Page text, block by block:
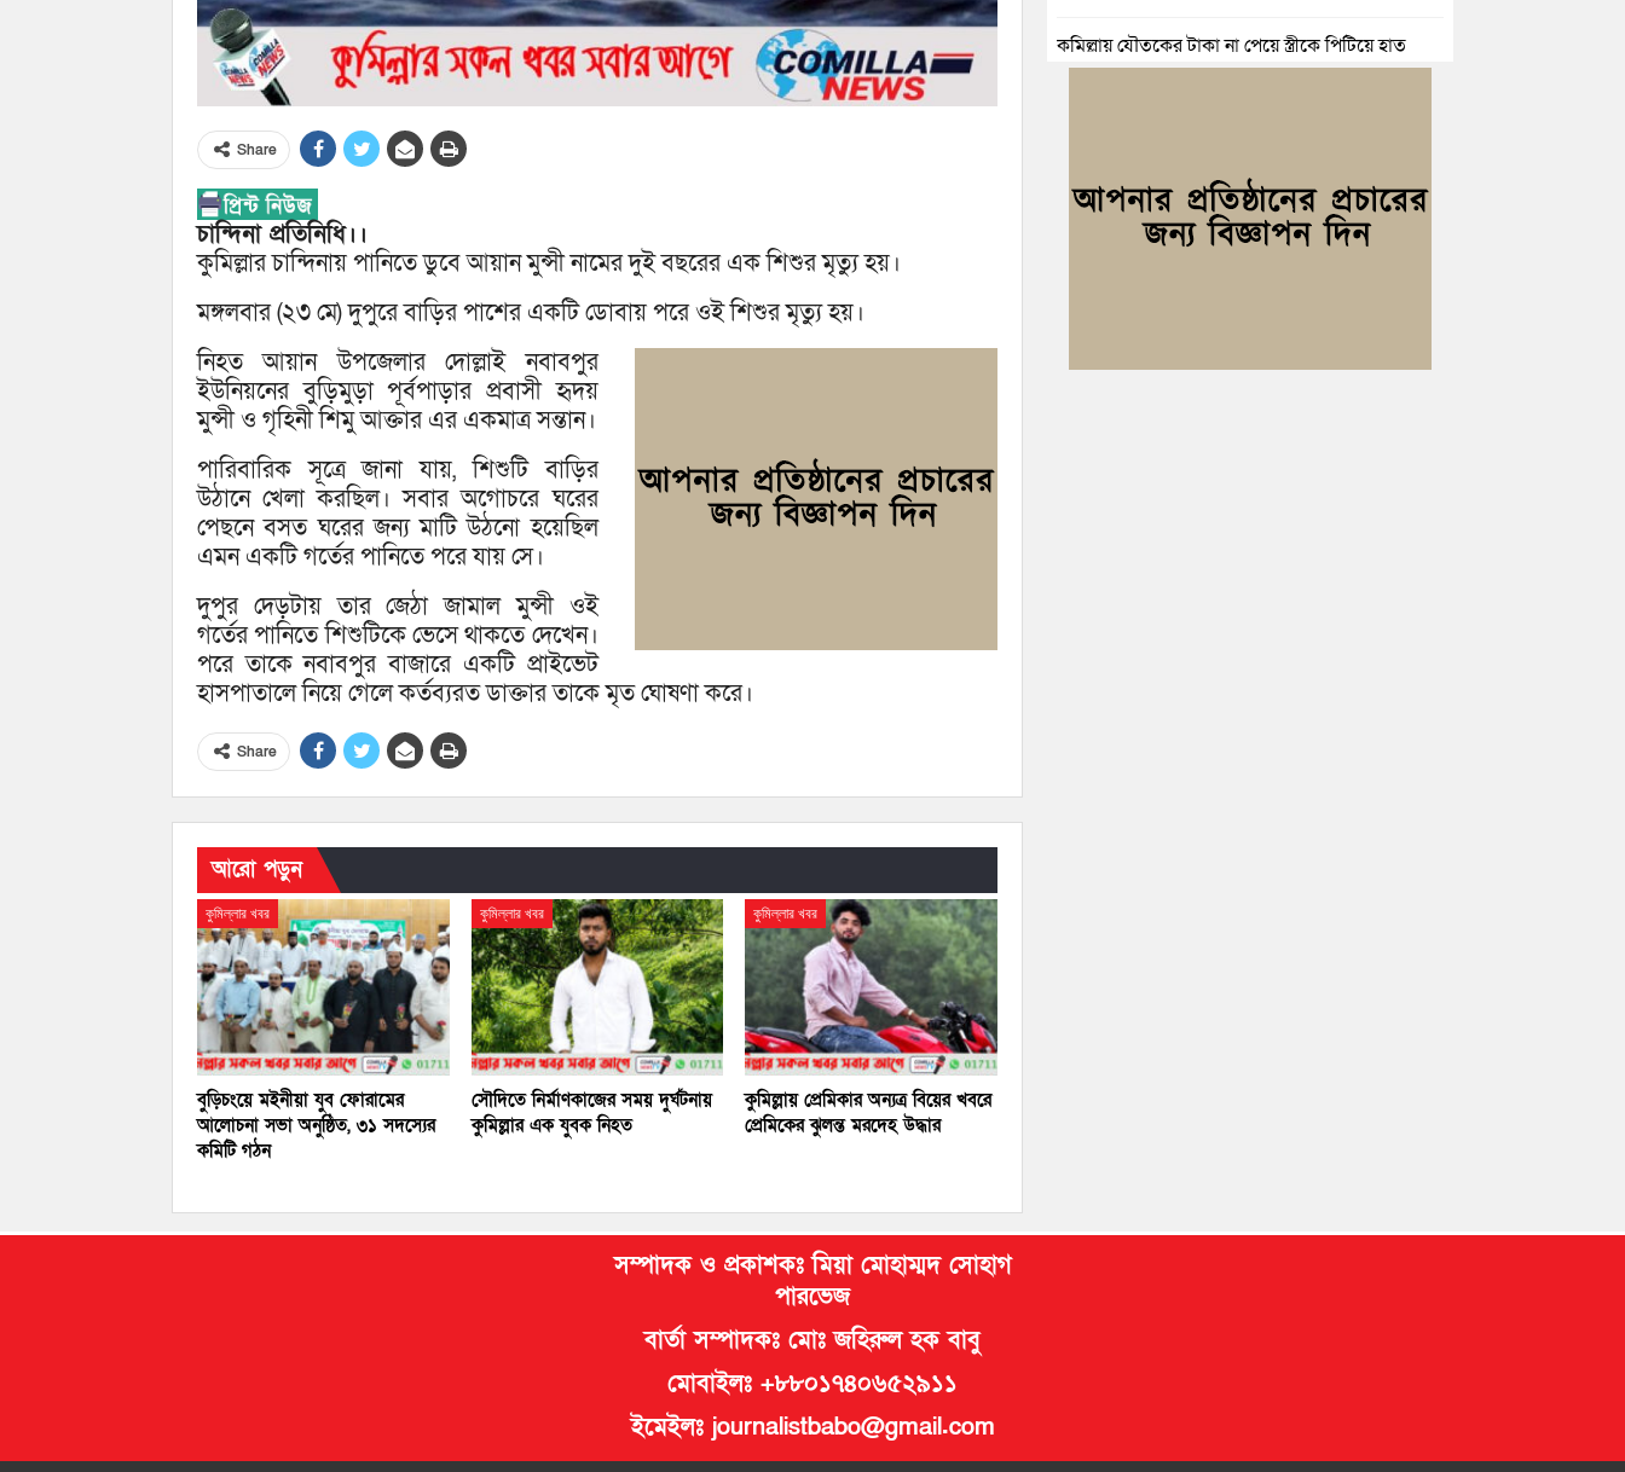
Share
চান্দিনা প্রতিনিধি।।
কুমিল্লার চান্দিনায় পানিতে ডুবে আয়ান মুন্সী নামের দুই বছরের এক শিশুর মৃত্যু হয়।
মঙ্গলবার (২৩ মে) দুপুরে বাড়ির পাশের একটি ডোবায় পরে ওই শিশুর মৃত্যু হয়।
নিহত আয়ান উপজেলার দোল্লাই নবাবপুর
ইউনিয়নের বুড়িমুড়া পূর্বপাড়ার প্রবাসী হৃদয়
মুন্সী ও গৃহিনী শিমু আক্তার এর একমাত্র সন্তান।
পারিবারিক সূত্রে জানা যায়, শিশুটি বাড়ির
উঠানে খেলা করছিল। সবার অগোচরে ঘরের
পেছনে বসত ঘরের জন্য মাটি উঠনো হয়েছিল
এমন একটি গর্তের পানিতে পরে যায় সে।
দুপুর দেড়টায় তার জেঠা জামাল মুন্সী ওই
গর্তের পানিতে শিশুটিকে ভেসে থাকতে দেখেন।
পরে তাকে নবাবপুর বাজারে একটি প্রাইভেট
হাসপাতালে নিয়ে গেলে কর্তব্যরত ডাক্তার তাকে মৃত ঘোষণা করে।
Share
আরো পড়ুন
কুমিল্লার খবর
বুড়িচংয়ে মইনীয়া যুব ফোরামের
আলোচনা সভা অনুষ্ঠিত, ৩১ সদস্যের
কমিটি গঠন
কুমিল্লার খবর
সৌদিতে নির্মাণকাজের সময় দুর্ঘটনায়
কুমিল্লার এক যুবক নিহত
কুমিল্লার খবর
কুমিল্লায় প্রেমিকার অন্যত্র বিয়ের খবরে
প্রেমিকের ঝুলন্ত মরদেহ উদ্ধার
কুমিল্লায় যৌতুকের টাকা না পেয়ে স্ত্রীকে পিটিয়ে হাত
ভাঙার অভিযোগ, স্বামী গ্রেপ্তার
বুড়িচংয়ে জাতীয় জুলাই গণঅভ্যুত্থান দিবস পালিত, র‍্যালি
ও আলোচনা সভা অনুষ্ঠিত
ব্রাহ্মণপাড়ায় প্রবাসীর বাড়িতে বেড়াতে এলেন সৌদির
সম্পাদক ও প্রকাশকঃ মিয়া মোহাম্মদ সোহাগ
পারভেজ
বার্তা সম্পাদকঃ মোঃ জহিরুল হক বাবু
মোবাইলঃ +৮৮০১৭৪০৬৫২৯১১
ইমেইলঃ journalistbabo@gmail.com